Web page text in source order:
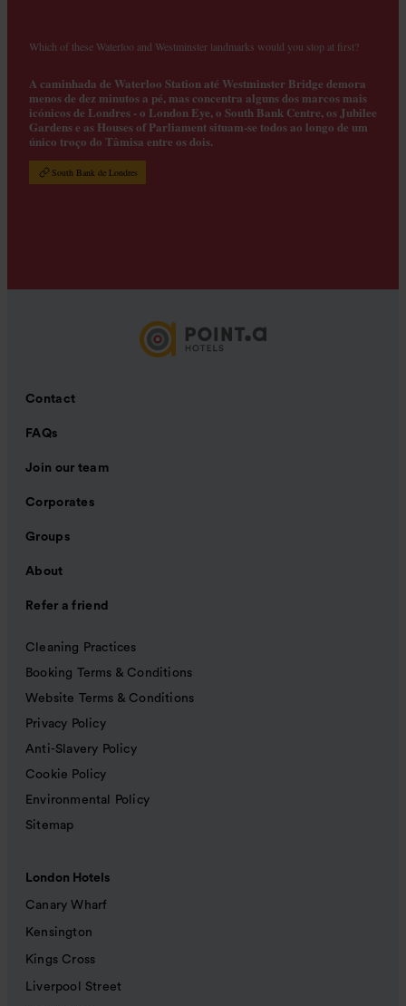
Which of these Waterloo and Westminster landmarks would you stop at first?
A caminhada de Waterloo Station até Westminster Bridge demora
menos de dez minutos a pé, mas concentra alguns dos marcos mais
icónicos de Londres - o London Eye, o South Bank Centre, os Jubilee
Gardens e as Houses of Parliament situam-se todos ao longo de um
único troço do Tâmisa entre os dois.
South Bank de Londres
Contact
FAQs
Join our team
Corporates
Groups
About
Refer a friend
Cleaning Practices
Booking Terms & Conditions
Website Terms & Conditions
Privacy Policy
Anti-Slavery Policy
Cookie Policy
Environmental Policy
Sitemap
London Hotels
Canary Wharf
Kensington
Kings Cross
Liverpool Street